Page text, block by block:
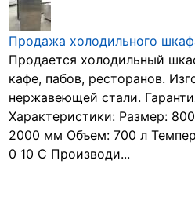
Продажа холодильного
Продается холодильный
кафе, пабов, ресторанов.
нержавеющей стали.
Характеристики: Размер:
2000 мм Объем: 700 л
0 10 С Производи...